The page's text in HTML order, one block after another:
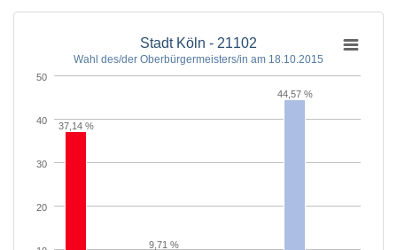
Stadt Köln - 21102
Wahl des/der Oberbürgermeisters/in am 18.10.2015
37,14 %
9,71 %
44,57 %
20
30
40
50